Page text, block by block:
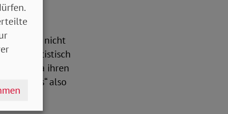
man sich nicht
Doch statistisch
Paare da ihren
„damals“ also